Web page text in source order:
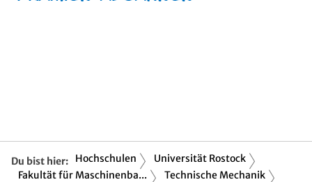
Du bist hier: Hochschulen
Universität Rostock
Fakultät für Maschinenba...
Technische Mechanik